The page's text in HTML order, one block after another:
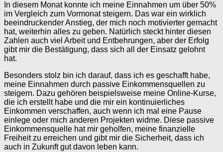
In diesem Monat konnte ich meine Einnahmen um über 50%
im Vergleich zum Vormonat steigern. Das war ein wirklich
beeindruckender Anstieg, der mich noch motivierter gemacht
hat, weiterhin alles zu geben. Natürlich steckt hinter diesen
Zahlen auch viel Arbeit und Entbehrungen, aber der Erfolg
gibt mir die Bestätigung, dass sich all der Einsatz gelohnt
hat.
Besonders stolz bin ich darauf, dass ich es geschafft habe,
meine Einnahmen durch passive Einkommensquellen zu
steigern. Dazu gehören beispielsweise meine Online-Kurse,
die ich erstellt habe und die mir ein kontinuierliches
Einkommen verschaffen, auch wenn ich mal eine Pause
einlege oder mich anderen Projekten widme. Diese passive
Einkommensquelle hat mir geholfen, meine finanzielle
Freiheit zu erreichen und gibt mir die Sicherheit, dass ich
auch in Zukunft gut davon leben kann.